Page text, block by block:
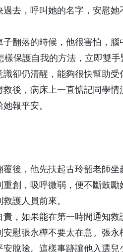
去，呼叫她的名字，安慰她
翻落的時候，他很害怕，腦
保護自我的方法，立即雙手
卻仍清醒，能夠很快幫助受
後，病床上一直惦記同學情
報平安。
後，他先扶起古玲韶老師坐
創，吸呼微弱，便不斷鼓勵
護人員前來。
，如果能在第一時間通知救
慰張永樺不要太在意。張永
脫險。這樣事跡讓他入選兒